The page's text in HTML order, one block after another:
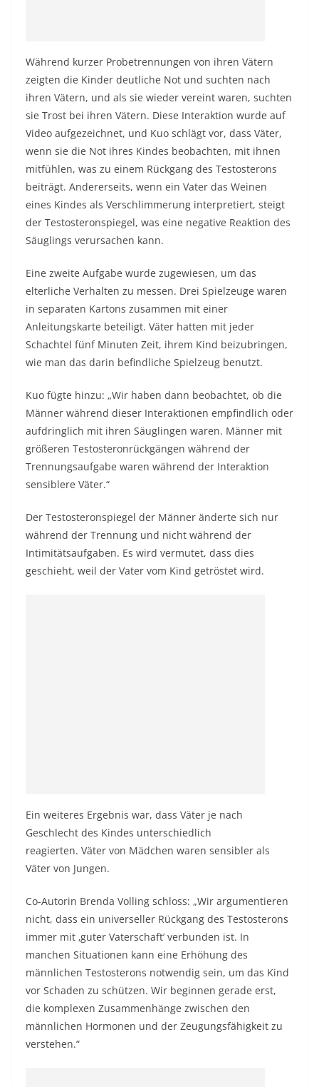
Während kurzer Probetrennungen von ihren Vätern
zeigten die Kinder deutliche Not und suchten nach
ihren Vätern, und als sie wieder vereint waren, suchten
sie Trost bei ihren Vätern. Diese Interaktion wurde auf
Video aufgezeichnet, und Kuo schlägt vor, dass Väter,
wenn sie die Not ihres Kindes beobachten, mit ihnen
mitfühlen, was zu einem Rückgang des Testosterons
beiträgt. Andererseits, wenn ein Vater das Weinen
eines Kindes als Verschlimmerung interpretiert, steigt
der Testosteronspiegel, was eine negative Reaktion des
Säuglings verursachen kann.
Eine zweite Aufgabe wurde zugewiesen, um das
elterliche Verhalten zu messen. Drei Spielzeuge waren
in separaten Kartons zusammen mit einer
Anleitungskarte beteiligt. Väter hatten mit jeder
Schachtel fünf Minuten Zeit, ihrem Kind beizubringen,
wie man das darin befindliche Spielzeug benutzt.
Kuo fügte hinzu: „Wir haben dann beobachtet, ob die
Männer während dieser Interaktionen empfindlich oder
aufdringlich mit ihren Säuglingen waren. Männer mit
größeren Testosteronrückgängen während der
Trennungsaufgabe waren während der Interaktion
sensiblere Väter.“
Der Testosteronspiegel der Männer änderte sich nur
während der Trennung und nicht während der
Intimitätsaufgaben. Es wird vermutet, dass dies
geschieht, weil der Vater vom Kind getröstet wird.
Ein weiteres Ergebnis war, dass Väter je nach
Geschlecht des Kindes unterschiedlich
reagierten. Väter von Mädchen waren sensibler als
Väter von Jungen.
Co-Autorin Brenda Volling schloss: „Wir argumentieren
nicht, dass ein universeller Rückgang des Testosterons
immer mit ‚guter Vaterschaft’ verbunden ist. In
manchen Situationen kann eine Erhöhung des
männlichen Testosterons notwendig sein, um das Kind
vor Schaden zu schützen. Wir beginnen gerade erst,
die komplexen Zusammenhänge zwischen den
männlichen Hormonen und der Zeugungsfähigkeit zu
verstehen.“